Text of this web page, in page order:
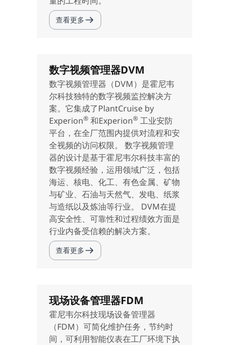
查看更多
数字视频管理器DVM
数字视频管理器（DVM）是霍尼韦
尔科技独特的数字视频监控解决方
案。它集成了PlantCruise by
Experion® 和Experion® 工业安防
平台，在全厂范围内提供对流程和安
全视频的访问权限。 数字视频管理
器的设计是基于霍尼韦尔科技丰富的
数字视频经验，运用领域广泛，包括
海运、核电、化工、有色金属、矿物
与矿业、石油与天然气、发电、纸浆
与造纸以及炼油等行业。 DVM在提
高安全性、可靠性和过程绩效方面是
行业内备受信赖的解决方案。
查看更多
现场设备管理器FDM
霍尼韦尔科技现场设备管理器
（FDM）可简化维护任务，节约时
间，可利用智能仪表在工厂环境下执